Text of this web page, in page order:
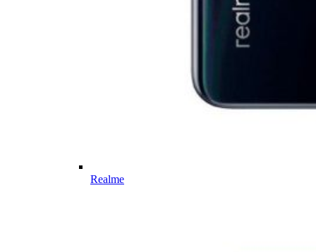
Realme